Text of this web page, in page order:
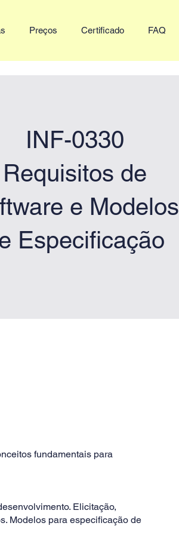
Preços Certificado FAQ
INF-0330
Requisitos de
e Modelos
Especificação
fundamentais para
Elicitação,
Modelos para especificação de